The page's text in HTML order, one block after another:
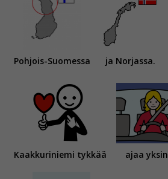
Pohjois-Suomessa ja Norjassa.
Kaakkuriniemi tykkää ajaa yksin